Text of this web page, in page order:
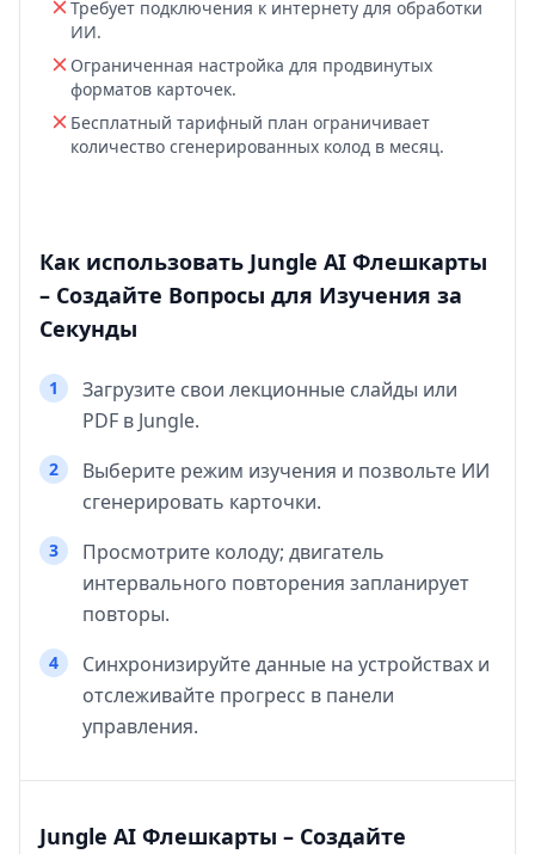
Требует подключения к интернету для обработки
ИИ.
Ограниченная настройка для продвинутых
форматов карточек.
Бесплатный тарифный план ограничивает
количество сгенерированных колод в месяц.
Как использовать Jungle AI Флешкарты
– Создайте Вопросы для Изучения за
Секунды
1
Загрузите свои лекционные слайды или
PDF в Jungle.
2
Выберите режим изучения и позвольте ИИ
сгенерировать карточки.
3
Просмотрите колоду; двигатель
интервального повторения запланирует
повторы.
4
Синхронизируйте данные на устройствах и
отслеживайте прогресс в панели
управления.
Jungle AI Флешкарты – Создайте